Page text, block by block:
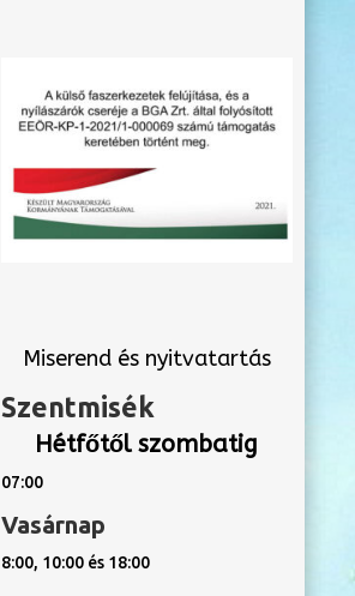
Miserend és nyitvatartás
Szentmisék
Hétfőtől szombatig
07:00
Vasárnap
8:00, 10:00 és 18:00